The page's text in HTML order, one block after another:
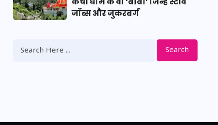
जॉब्स और जुकरबर्ग
Search